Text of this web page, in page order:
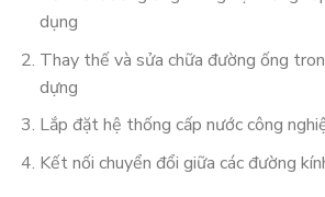
dụng
Thay thế và sửa chữa đường ống
dựng
Lắp đặt hệ thống cấp nước công
Kết nối chuyển đổi giữa các đường